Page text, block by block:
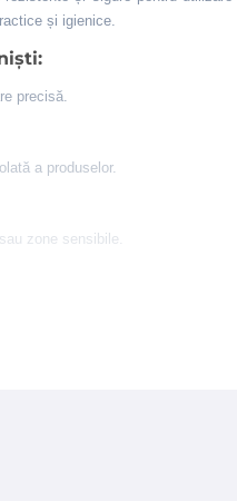
și igienice.
precisă.
a produselor.
zone sensibile.